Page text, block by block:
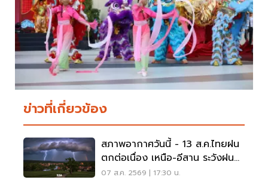
ข่าวที่เกี่ยวข้อง
สภาพอากาศวันนี้ - 13 ส.ค.ไทยฝน
ตกต่อเนื่อง เหนือ-อีสาน ระวังฝน
ตกหนักมากบางแห่ง
07 ส.ค. 2569 | 17:30 น.